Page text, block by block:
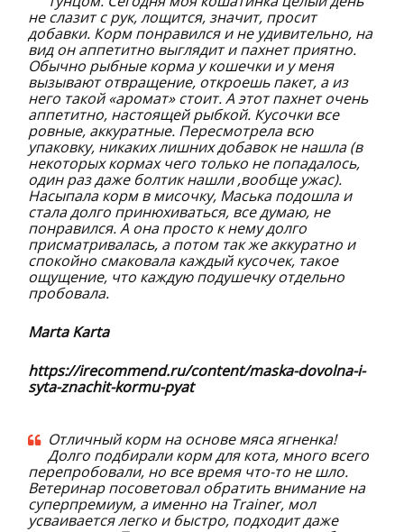
не слазит с рук, лощится, значит, просит
добавки. Корм понравился и не удивительно, на
вид он аппетитно выглядит и пахнет приятно.
Обычно рыбные корма у кошечки и у меня
вызывают отвращение, откроешь пакет, а из
него такой «аромат» стоит. А этот пахнет очень
аппетитно, настоящей рыбкой. Кусочки все
ровные, аккуратные. Пересмотрела всю
упаковку, никаких лишних добавок не нашла (в
некоторых кормах чего только не попадалось,
один раз даже болтик нашли ,вообще ужас).
Насыпала корм в мисочку, Маська подошла и
стала долго принюхиваться, все думаю, не
понравился. А она просто к нему долго
присматривалась, а потом так же аккуратно и
спокойно смаковала каждый кусочек, такое
ощущение, что каждую подушечку отдельно
пробовала.
Marta Karta
https://irecommend.ru/content/maska-dovolna-i-
syta-znachit-kormu-pyat
Отличный корм на основе мяса ягненка!
Долго подбирали корм для кота, много всего
перепробовали, но все время что-то не шло.
Ветеринар посоветовал обратить внимание на
суперпремиум, а именно на Trainer, мол
усваивается легко и быстро, подходит даже